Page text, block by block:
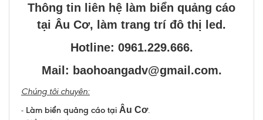
Thông tin liên hệ làm biển quảng cáo
tại Âu Cơ, làm trang trí đô thị led.
Hotline: 0961.229.666.
Mail: baohoangadv@gmail.com.
Chúng tôi chuyên:
- Làm biển quảng cáo tại Âu Cơ.